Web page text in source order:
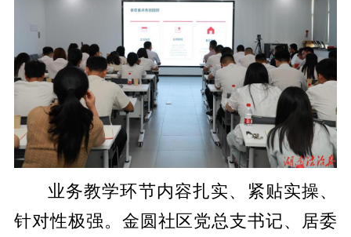
业务教学环节内容扎实、紧贴实操、
针对性极强。金圆社区党总支书记、居委